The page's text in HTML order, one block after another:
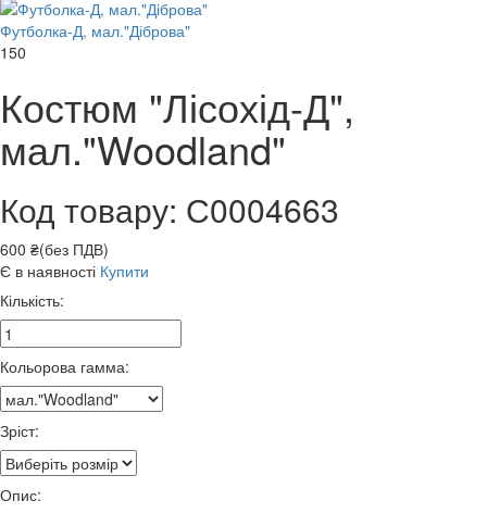
Футболка-Д, мал."Діброва"
150
Костюм "Лісохід-Д",
мал."Woodland"
Код товару: С0004663
600 ₴(без ПДВ)
Є в наявності Купити
Кількість:
Кольорова гамма:
Зріст:
Опис: